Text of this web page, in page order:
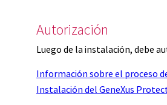
Autorización
Luego de la instalación, debe
Información sobre el proceso
Instalación del GeneXus